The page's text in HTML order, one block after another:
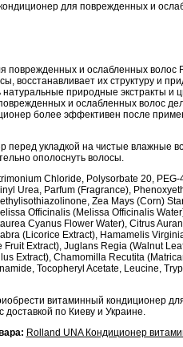
для поврежденных и
поврежденных и ослабленных волос
восстанавливает их структуру и
природные экстракты и
и ослабленных волос
более эффективен после
перед укладкой на чистые влажные
ополоснуть волосы.
Chloride, Polysorbate 20,
Urea, Parfum (Fragrance),
Zea Mays (Corn)
Officinalis (Melissa Officinalis
Cyanus Flower Water), Citrus
(Licorice Extract), Hamamelis
Extract), Juglans Regia (Walnut
Extract), Chamomilla Recutita
Tocopheryl Acetate, Leucine,
витаминный кондиционер
по Киеву и Украине.
Rolland UNA Кондиционер